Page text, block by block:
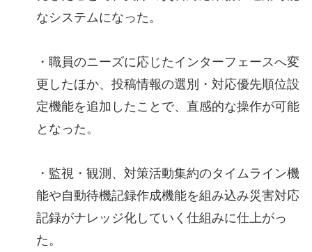
なシステムになった。
・職員のニーズに応じたインターフェースへ変
更したほか、投稿情報の選別・対応優先順位設
定機能を追加したことで、直感的な操作が可能
となった。
・監視・観測、対策活動集約のタイムライン機
能や自動待機記録作成機能を組み込み災害対応
記録がナレッジ化していく仕組みに仕上がっ
た。